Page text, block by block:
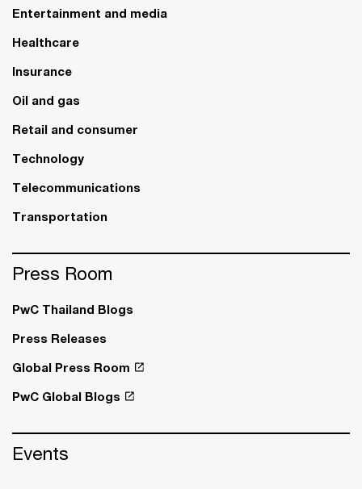
Entertainment and media
Healthcare
Insurance
Oil and gas
Retail and consumer
Technology
Telecommunications
Transportation
Press Room
PwC Thailand Blogs
Press Releases
Global Press Room
PwC Global Blogs
Events